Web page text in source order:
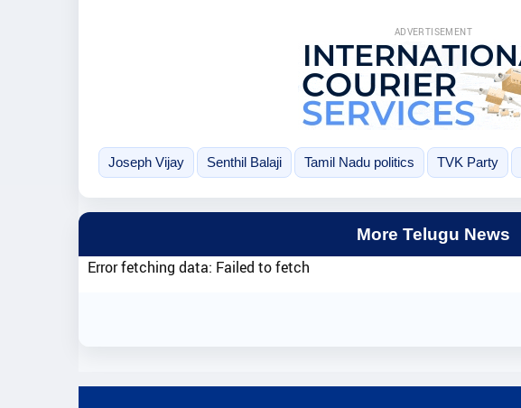
ADVERTISEMENT
Joseph Vijay Senthil Balaji Tamil Nadu politics TVK Party
More Telugu News
Error fetching data: Failed to fetch